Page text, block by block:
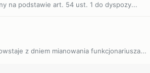
na podstawie art. 54 ust. 1 do dyspozy...
z dniem mianowania funkcjonariusza...